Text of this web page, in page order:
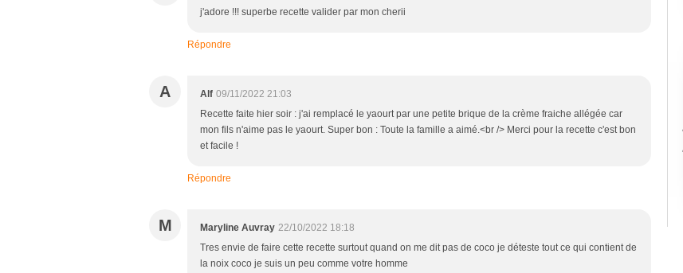
j'adore !!! superbe recette valider par mon cherii
Répondre
A Alf 09/11/2022 21:03
Recette faite hier soir : j'ai remplacé le yaourt par une petite brique de la crème fraiche allégée car
mon fils n'aime pas le yaourt. Super bon : Toute la famille a aimé.<br /> Merci pour la recette c'est bon
et facile !
Répondre
M Maryline Auvray 22/10/2022 18:18
Tres envie de faire cette recette surtout quand on me dit pas de coco je déteste tout ce qui contient de
la noix coco je suis un peu comme votre homme